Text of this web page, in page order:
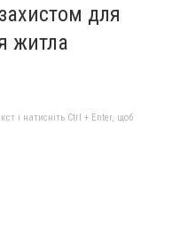
для
житла
і натисніть Ctrl + Enter, щоб